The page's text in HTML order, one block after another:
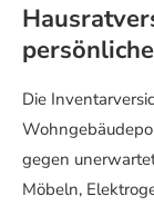
Die
gegen
Möbeln,